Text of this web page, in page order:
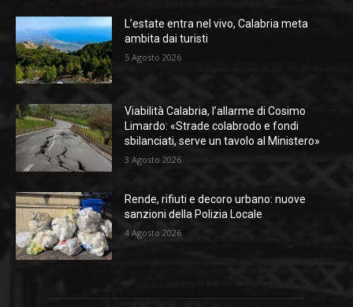
L’estate entra nel vivo, Calabria meta
ambita dai turisti
5 Agosto 2026
Viabilità Calabria, l’allarme di Cosimo
Limardo: «Strade colabrodo e fondi
sbilanciati, serve un tavolo al Ministero»
3 Agosto 2026
Rende, rifiuti e decoro urbano: nuove
sanzioni della Polizia Locale
4 Agosto 2026